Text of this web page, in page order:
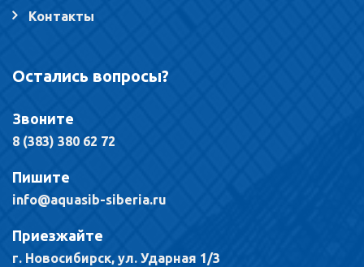
Контакты
Остались вопросы?
Звоните
8 (383) 380 62 72
Пишите
info@aquasib-siberia.ru
Приезжайте
г. Новосибирск, ул. Ударная 1/3